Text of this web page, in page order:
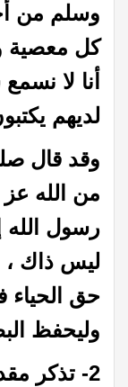
وسلم من
كل معصية
أنا لا
لديهم
وقد قال
من الله عز
رسول الله
ليس ذاك ،
حق
وليحفظ
2- تذكر